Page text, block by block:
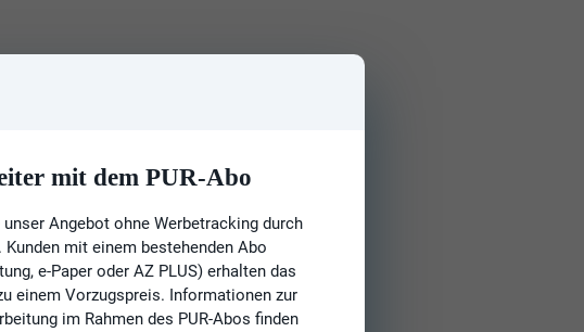
mit dem PUR-Abo
unser Angebot ohne Werbetracking durch
Kunden mit einem bestehenden Abo
e-Paper oder AZ PLUS) erhalten das
einem Vorzugspreis. Informationen zur
im Rahmen des PUR-Abos finden